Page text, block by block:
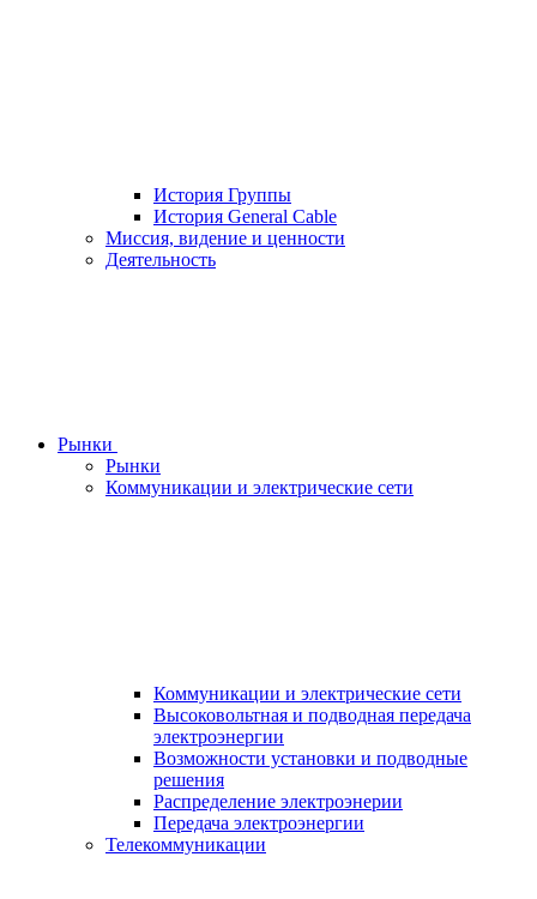
История Группы
История General Cable
Миссия, видение и ценности
Деятельность
Рынки
Рынки
Коммуникации и электрические сети
Коммуникации и электрические сети
Высоковольтная и подводная передача
электроэнергии
Возможности установки и подводные
решения
Распределение электроэнерии
Передача электроэнергии
Телекоммуникации